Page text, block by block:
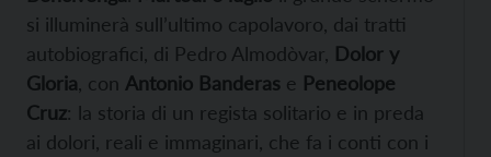
si illuminerà sull’ultimo capolavoro, dai tratti
autobiografici, di Pedro Almodòvar, Dolor y
Gloria , con Antonio Banderas e Peneolope
Cruz: la storia di un regista solitario e in preda
ai dolori, reali e immaginari, che fa i conti con i